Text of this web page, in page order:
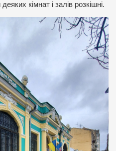
кімнат і залів розкішні.